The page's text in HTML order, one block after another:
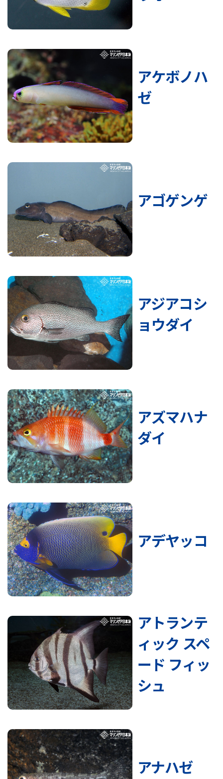
アケボノハ
ゼ
アゴゲンゲ
アジアコシ
ョウダイ
アズマハナ
ダイ
アデヤッコ
アトランテ
ィック スペ
ード フィッ
シュ
アナハゼ